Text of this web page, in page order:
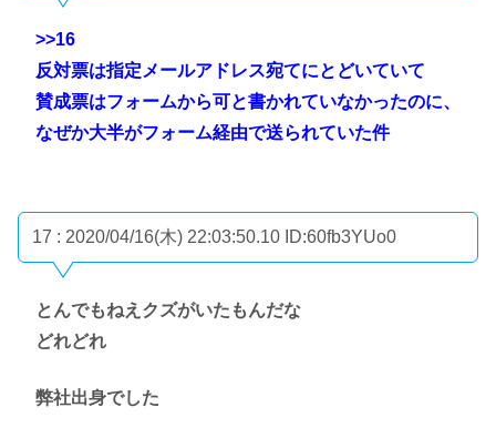
>>16
反対票は指定メールアドレス宛てにとどいていて
賛成票はフォームから可と書かれていなかったのに、
なぜか大半がフォーム経由で送られていた件
17 : 2020/04/16(木) 22:03:50.10 ID:60fb3YUo0
とんでもねえクズがいたもんだな
どれどれ
弊社出身でした